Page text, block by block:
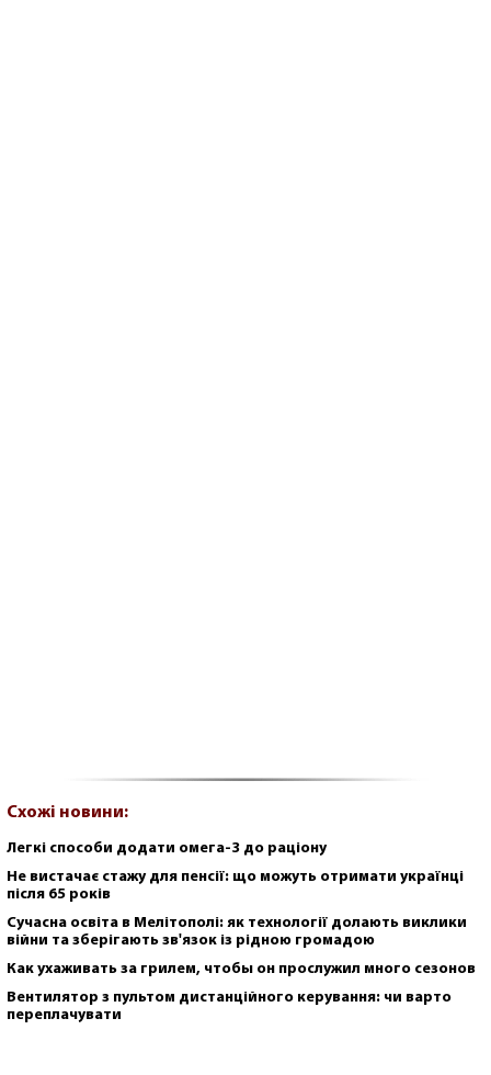
Схожі новини:
Легкі способи додати омега-3 до раціону
Не вистачає стажу для пенсії: що можуть отримати українці
після 65 років
Сучасна освіта в Мелітополі: як технології долають виклики
війни та зберігають зв'язок із рідною громадою
Как ухаживать за грилем, чтобы он прослужил много сезонов
Вентилятор з пультом дистанційного керування: чи варто
переплачувати